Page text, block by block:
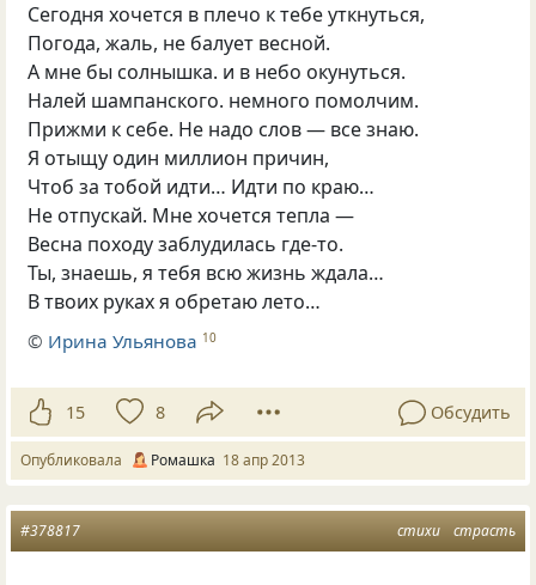
Сегодня хочется в плечо к тебе уткнуться,
Погода, жаль, не балует весной.
А мне бы солнышка. и в небо окунуться.
Налей шампанского. немного помолчим.
Прижми к себе. Не надо слов — все знаю.
Я отыщу один миллион причин,
Чтоб за тобой идти… Идти по краю…
Не отпускай. Мне хочется тепла —
Весна походу заблудилась где-то.
Ты, знаешь, я тебя всю жизнь ждала…
В твоих руках я обретаю лето…
© Ирина Ульянова 10
15 8 Обсудить
Опубликовала Ромашка 18 апр 2013
стихи страсть
#378817